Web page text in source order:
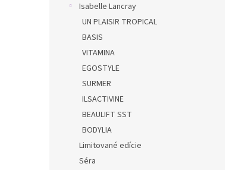
Isabelle Lancray
UN PLAISIR TROPICAL
BASIS
VITAMINA
EGOSTYLE
SURMER
ILSACTIVINE
BEAULIFT SST
BODYLIA
Limitované edície
Séra